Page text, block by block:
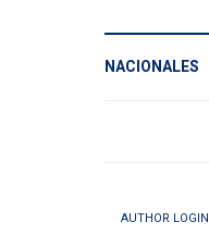
NACIONALES
AUTHOR LOGIN